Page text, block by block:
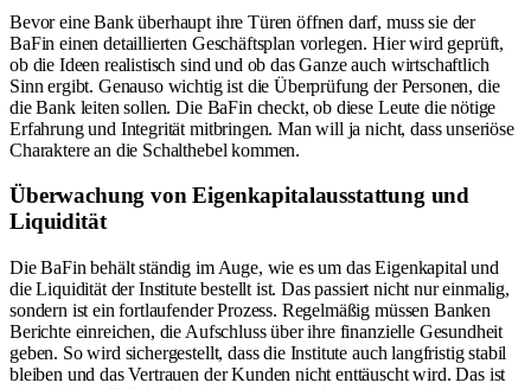
Bevor eine Bank überhaupt ihre Türen öffnen darf, muss sie der
BaFin einen detaillierten Geschäftsplan vorlegen. Hier wird geprüft,
ob die Ideen realistisch sind und ob das Ganze auch wirtschaftlich
Sinn ergibt. Genauso wichtig ist die Überprüfung der Personen, die
die Bank leiten sollen. Die BaFin checkt, ob diese Leute die nötige
Erfahrung und Integrität mitbringen. Man will ja nicht, dass unseriöse
Charaktere an die Schalthebel kommen.
Überwachung von Eigenkapitalausstattung und
Liquidität
Die BaFin behält ständig im Auge, wie es um das Eigenkapital und
die Liquidität der Institute bestellt ist. Das passiert nicht nur einmalig,
sondern ist ein fortlaufender Prozess. Regelmäßig müssen Banken
Berichte einreichen, die Aufschluss über ihre finanzielle Gesundheit
geben. So wird sichergestellt, dass die Institute auch langfristig stabil
bleiben und das Vertrauen der Kunden nicht enttäuscht wird. Das ist